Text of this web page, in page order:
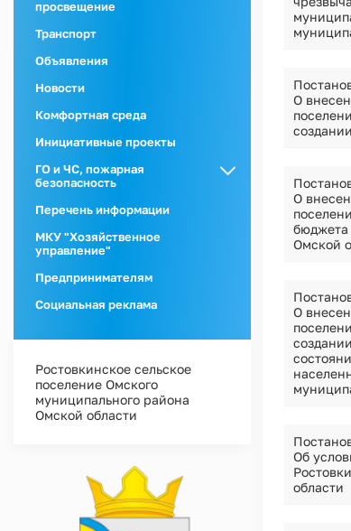
просвещение
Транспорт
Объявления
Новости
Комфортная среда
Инициативные проекты
ГО и ЧС, пожарная
безопасность
ГО и ЧС
Пожарная
безопасность
Перечень информации
МКУ "Хозяйственное
управление"
Предпринимателям
Социальная реклама
Ростовкинское сельское
поселение Омского
муниципального района
Омской области
О
О
бюджета
Омской
О
Об
области